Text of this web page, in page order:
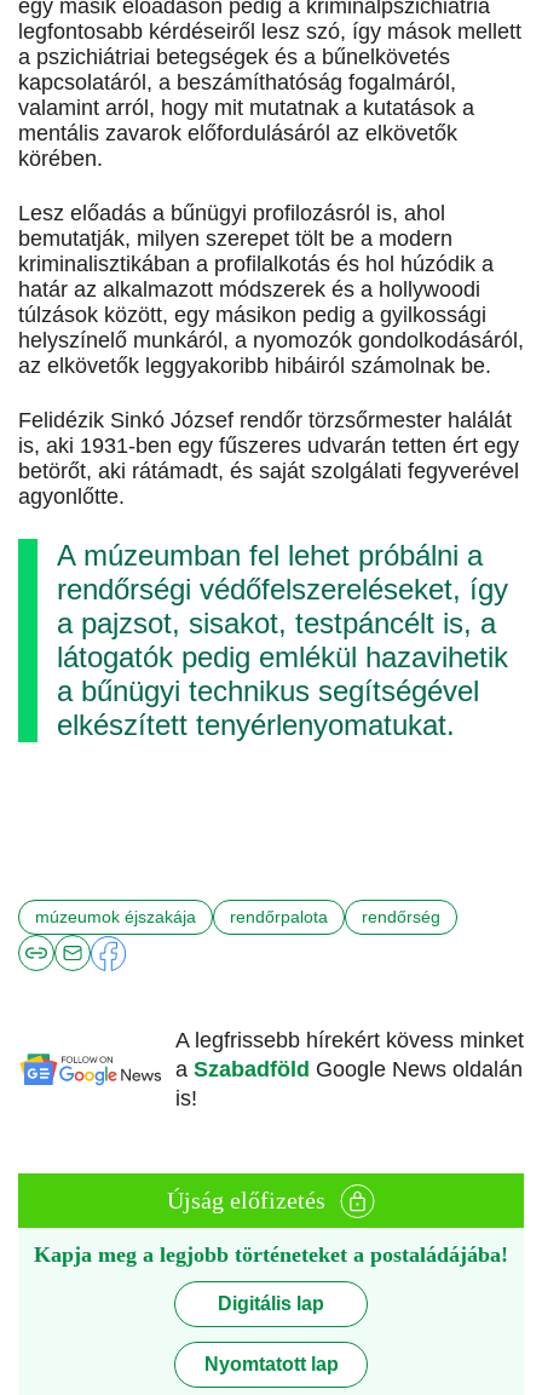
egy másik előadáson pedig a kriminálpszichiátria
legfontosabb kérdéseiről lesz szó, így mások mellett
a pszichiátriai betegségek és a bűnelkövetés
kapcsolatáról, a beszámíthatóság fogalmáról,
valamint arról, hogy mit mutatnak a kutatások a
mentális zavarok előfordulásáról az elkövetők
körében.
Lesz előadás a bűnügyi profilozásról is, ahol
bemutatják, milyen szerepet tölt be a modern
kriminalisztikában a profilalkotás és hol húzódik a
határ az alkalmazott módszerek és a hollywoodi
túlzások között, egy másikon pedig a gyilkossági
helyszínelő munkáról, a nyomozók gondolkodásáról,
az elkövetők leggyakoribb hibáiról számolnak be.
Felidézik Sinkó József rendőr törzsőrmester halálát
is, aki 1931-ben egy fűszeres udvarán tetten ért egy
betörőt, aki rátámadt, és saját szolgálati fegyverével
agyonlőtte.
A múzeumban fel lehet próbálni a
rendőrségi védőfelszereléseket, így
a pajzsot, sisakot, testpáncélt is, a
látogatók pedig emlékül hazavihetik
a bűnügyi technikus segítségével
elkészített tenyérlenyomatukat.
múzeumok éjszakája rendőrpalota rendőrség
A legfrissebb hírekért kövess minket
a Szabadföld Google News oldalán
is!
Újság előfizetés
Kapja meg a legjobb történeteket a postaládájába!
Digitális lap
Nyomtatott lap